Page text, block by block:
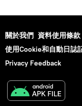
關於我們 資料使用條款
使用Cookie和自動日誌
Privacy Feedback